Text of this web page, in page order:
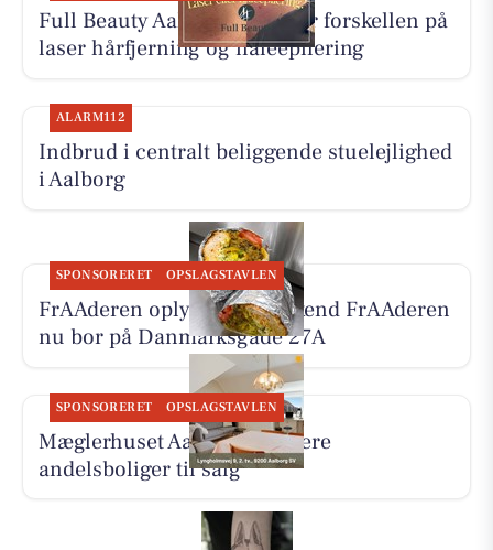
Full Beauty Aalborg forklarer forskellen på
laser hårfjerning og nåleepilering
ALARM112
Indbrud i centralt beliggende stuelejlighed
i Aalborg
SPONSORERET OPSLAGSTAVLEN
FrAAderen oplyser, at Weekend FrAAderen
nu bor på Danmarksgade 27A
SPONSORERET OPSLAGSTAVLEN
Mæglerhuset Aalborg har flere
andelsboliger til salg